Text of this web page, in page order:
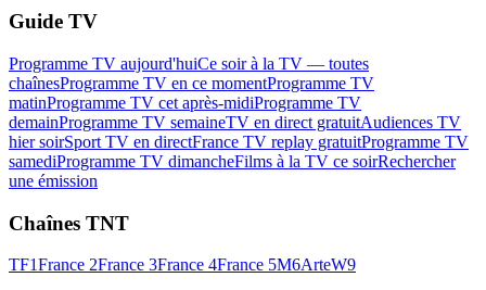
Guide TV
Programme TV aujourd'huiCe soir à la TV — toutes
chaînesProgramme TV en ce momentProgramme TV
matinProgramme TV cet après-midiProgramme TV
demainProgramme TV semaineTV en direct gratuitAudiences TV
hier soirSport TV en directFrance TV replay gratuitProgramme TV
samediProgramme TV dimancheFilms à la TV ce soirRechercher
une émission
Chaînes TNT
TF1France 2France 3France 4France 5M6ArteW9